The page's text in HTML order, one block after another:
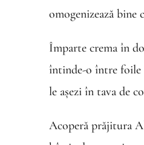
omogenizează bine
Împarte crema în
întinde-o între foile
le așezi în tava de
Acoperă prăjitura